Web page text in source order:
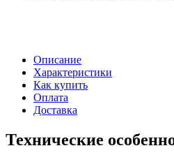
Описание
Характеристики
Как купить
Оплата
Доставка
Технические